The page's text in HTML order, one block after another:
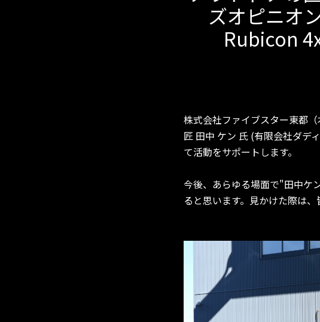
ズオピニオ
Rubicon
株式会社ファイブスター東都
匠 田中 ケン 氏 (有限会社ダ
て活動をサポートします。
今後、あらゆる場面で"田中ケ
ると思います。見かけた際は